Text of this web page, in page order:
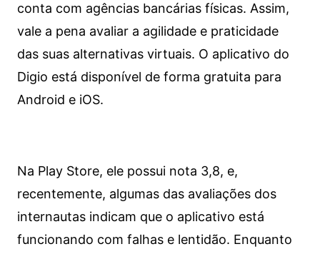
conta com agências bancárias físicas. Assim,
vale a pena avaliar a agilidade e praticidade
das suas alternativas virtuais. O aplicativo do
Digio está disponível de forma gratuita para
Android e iOS.
Na Play Store, ele possui nota 3,8, e,
recentemente, algumas das avaliações dos
internautas indicam que o aplicativo está
funcionando com falhas e lentidão. Enquanto